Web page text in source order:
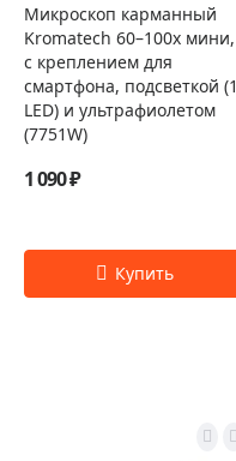
Микроскоп карманный
Kromatech 60–100x мини,
с креплением для
смартфона, подсветкой (1
LED) и ультрафиолетом
(7751W)
1 090 ₽